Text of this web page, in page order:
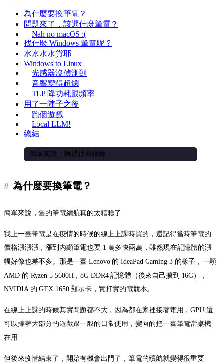
為什麼要換筆電？
問題來了，該選什麼筆電？
Nah no macOS :(
找什麼 Windows 筆電呢？
水水水水貨耶
Windows to Linux
光感器沒偵測到
音響變得超爛
TLP 降功耗跟頻率
用了一陣子之後
跑個遊戲
Local LLM!
總結
簡單來說：啊就很薄很輕
為什麼要換筆電？
簡單來說，舊的筆電續航真的太糟糕了
我上一臺筆電是在疫情的時候的線上上課時買的，還記得當時筆電的
價格漲漲漲，漲到內顯筆電也要 1 萬多快兩萬， 雖然現在記憶體的漲
幅好像也差不多。那是一臺 Lenovo 的 IdeaPad Gaming 3 的樣子，一顆
AMD 的 Ryzen 5 5600H，8G DDR4 記憶體（後來自己擴到 16G），
NVIDIA 的 GTX 1650 顯示卡，實打實的電競本。
在線上上課的時候其實問題都不大，因為都在家裡接著電用，GPU 還
可以撐著大部分的遊戲跟一般的日常使用，變向的把一臺筆電當桌機
在用
但後來疫情結束了，開始有機會出門了，筆電的續航就變得很重要